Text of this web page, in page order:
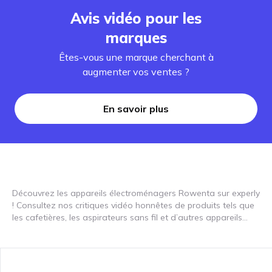
Avis vidéo pour les
marques
Êtes-vous une marque cherchant à
augmenter vos ventes ?
En savoir plus
Découvrez les appareils électroménagers Rowenta sur experly
! Consultez nos critiques vidéo honnêtes de produits tels que
les cafetières, les aspirateurs sans fil et d’autres appareils